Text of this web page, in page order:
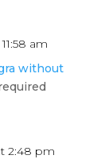
am
without
2:48 pm